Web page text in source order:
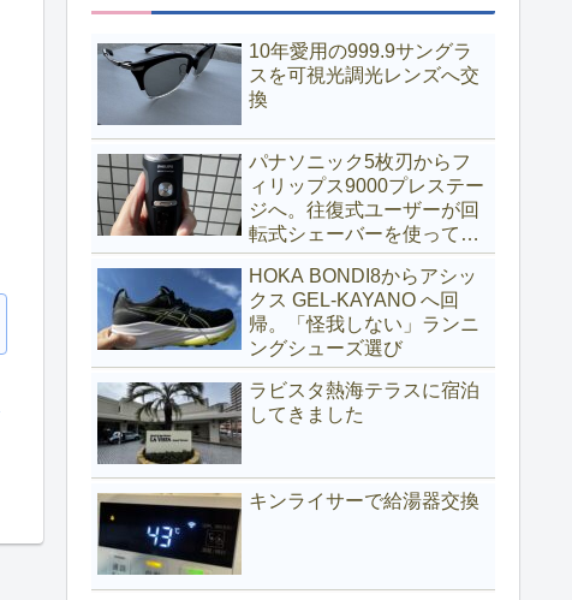
10年愛用の999.9サングラ
スを可視光調光レンズへ交
換
パナソニック5枚刃からフ
ィリップス9000プレステー
ジへ。往復式ユーザーが回
転式シェーバーを使ってみ
る
HOKA BONDI8からアシッ
クス GEL-KAYANO へ回
帰。「怪我しない」ランニ
ングシューズ選び
ラビスタ熱海テラスに宿泊
してきました
キンライサーで給湯器交換